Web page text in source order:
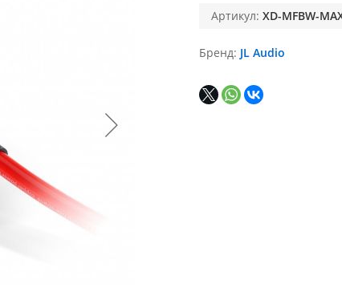
Артикул: XD-MFBW-
Бренд JL Audio